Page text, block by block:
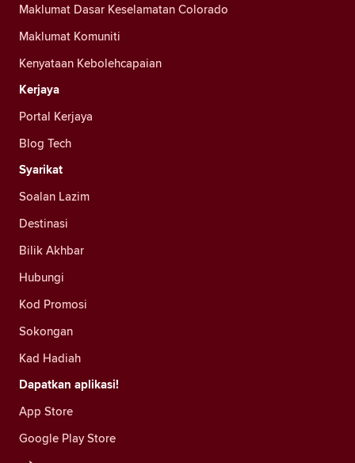
Maklumat Dasar Keselamatan Colorado
Maklumat Komuniti
Kenyataan Kebolehcapaian
Kerjaya
Portal Kerjaya
Blog Tech
Syarikat
Soalan Lazim
Destinasi
Bilik Akhbar
Hubungi
Kod Promosi
Sokongan
Kad Hadiah
Dapatkan aplikasi!
App Store
Google Play Store